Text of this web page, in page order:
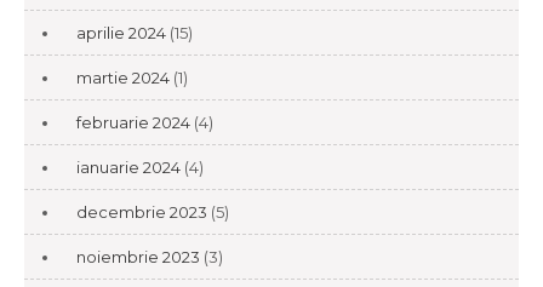
aprilie 2024 (15)
martie 2024 (1)
februarie 2024 (4)
ianuarie 2024 (4)
decembrie 2023 (5)
noiembrie 2023 (3)